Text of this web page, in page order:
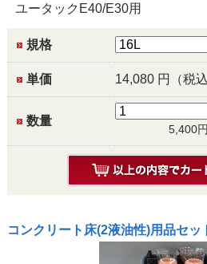
ユータックE40/E30用
規格
単価 14,080 円（税込
数量
5,400
コンクリート床(2液油性)用品セッ